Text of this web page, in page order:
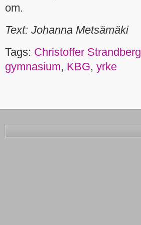
om.
Text: Johanna Metsämäki
Tags: Christoffer Strandberg
gymnasium, KBG, yrke